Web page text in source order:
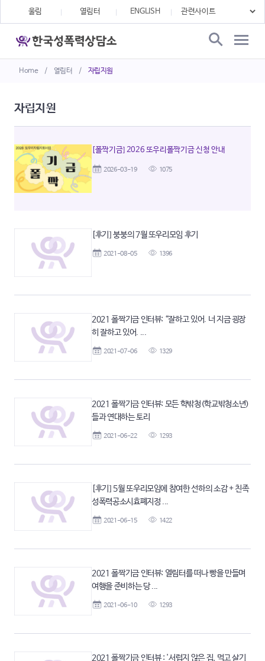
Home / 열림터 / 자립지원
울림 열림터 ENGLISH
자립지원
[폴짝기금] 2026 또우리폴짝기금 신청 안내
2026-03-19 1075
[후기] 붕붕의 7월 또우리모임 후기
2021-08-05 1396
2021 폴짝기금 인터뷰: “잘하고 있어. 너 지금 굉장
히 잘하고 있어. ...
2021-07-06 1329
2021 폴짝기금 인터뷰: 모든 학밖청(학교밖청소년)
들과 연대하는 토리
2021-06-22 1293
[후기] 5월 또우리모임에 참여한 선하의 소감 + 친족
성폭력공소시효폐지정 ...
2021-06-15 1422
2021 폴짝기금 인터뷰: 열림터를 떠나 빵을 만들며
여행을 준비하는 당 ...
2021-06-10 1293
2021 폴짝기금 인터뷰 : '서럽지 않은 집, 먹고 살기